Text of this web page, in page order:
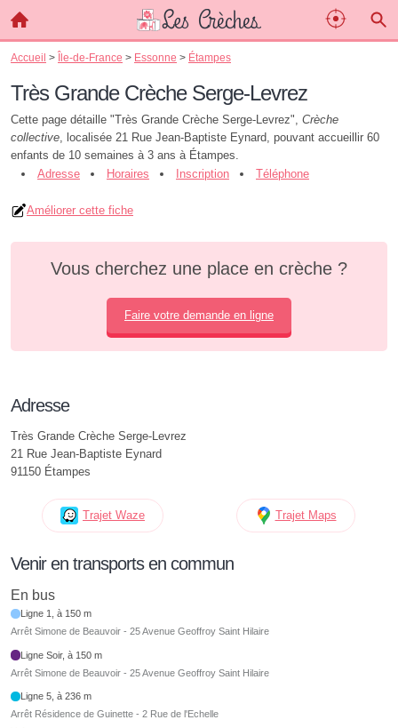
Accueil > Île-de-France > Essonne > Étampes
Très Grande Crèche Serge-Levrez
Cette page détaille "Très Grande Crèche Serge-Levrez", Crèche
collective, localisée 21 Rue Jean-Baptiste Eynard, pouvant accueillir 60
enfants de 10 semaines à 3 ans à Étampes.
Adresse
Horaires Inscription Téléphone
Améliorer cette fiche
Vous cherchez une place en crèche ?
Faire votre demande en ligne
Adresse
Très Grande Crèche Serge-Levrez
21 Rue Jean-Baptiste Eynard
91150 Étampes
Trajet Waze Trajet Maps
Venir en transports en commun
En bus
Ligne 1, à 150 m
Arrêt Simone de Beauvoir - 25 Avenue Geoffroy Saint Hilaire
Ligne Soir, à 150 m
Arrêt Simone de Beauvoir - 25 Avenue Geoffroy Saint Hilaire
Ligne 5, à 236 m
Arrêt Résidence de Guinette - 2 Rue de l'Echelle